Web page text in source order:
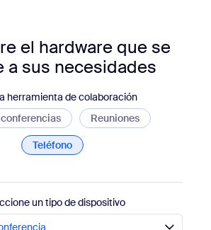
el hardware que se
a sus necesidades
herramienta de colaboración
Reuniones
Teléfono
un tipo de dispositivo